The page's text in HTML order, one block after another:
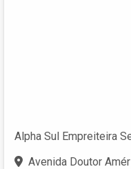
Alpha Sul Empreiteira
Avenida Doutor